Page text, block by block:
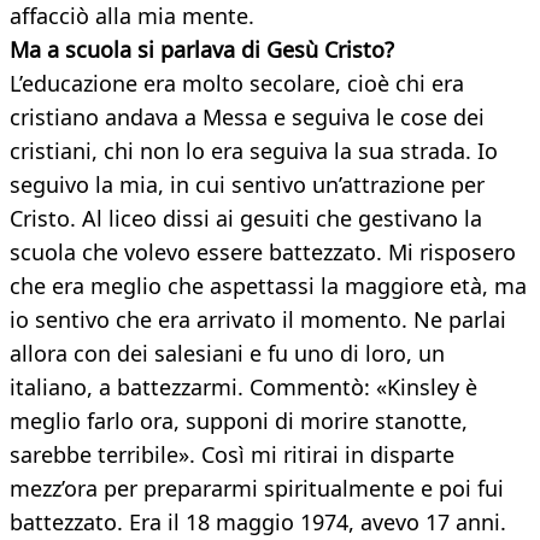
affacciò alla mia mente.
Ma a scuola si parlava di Gesù Cristo?
L’educazione era molto secolare, cioè chi era
cristiano andava a Messa e seguiva le cose dei
cristiani, chi non lo era seguiva la sua strada. Io
seguivo la mia, in cui sentivo un’attrazione per
Cristo. Al liceo dissi ai gesuiti che gestivano la
scuola che volevo essere battezzato. Mi risposero
che era meglio che aspettassi la maggiore età, ma
io sentivo che era arrivato il momento. Ne parlai
allora con dei salesiani e fu uno di loro, un
italiano, a battezzarmi. Commentò: «Kinsley è
meglio farlo ora, supponi di morire stanotte,
sarebbe terribile». Così mi ritirai in disparte
mezz’ora per prepararmi spiritualmente e poi fui
battezzato. Era il 18 maggio 1974, avevo 17 anni.